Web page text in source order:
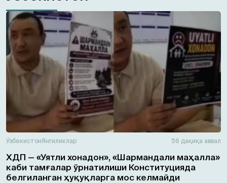
ЎзбекистонЯнгиликлар 56 дақиқа аввал
ХДП — «Уятли хонадон», «Шармандали маҳалла»
каби тамғалар ўрнатилиши Конституцияда
белгиланган ҳуқуқларга мос келмайди